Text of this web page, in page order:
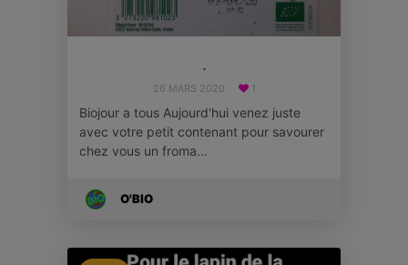
.
26 MARS 2020 1
Biojour a tous Aujourd'hui venez juste
avec votre petit contenant pour savourer
chez vous un froma…
O'BIO